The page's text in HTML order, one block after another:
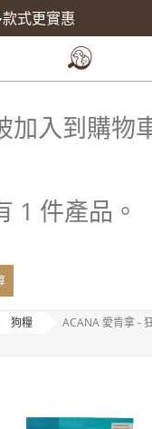
式更實惠
加入到購物
1 件產品。
狗糧
ACANA 愛肯拿 -